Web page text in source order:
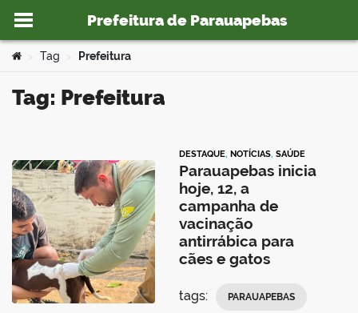
Ir para o conteúdo
Prefeitura de Parauapebas
Você está aqui:
Tag Prefeitura
Tag: Prefeitura
DESTAQUE, NOTÍCIAS, SAÚDE
Parauapebas inicia
hoje, 12, a
campanha de
vacinação
antirrábica para
cães e gatos
tags: PARAUAPEBAS